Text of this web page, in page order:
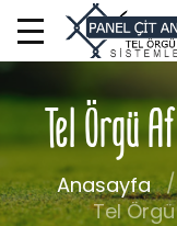
Tel Örgü
Anasayfa
Tel